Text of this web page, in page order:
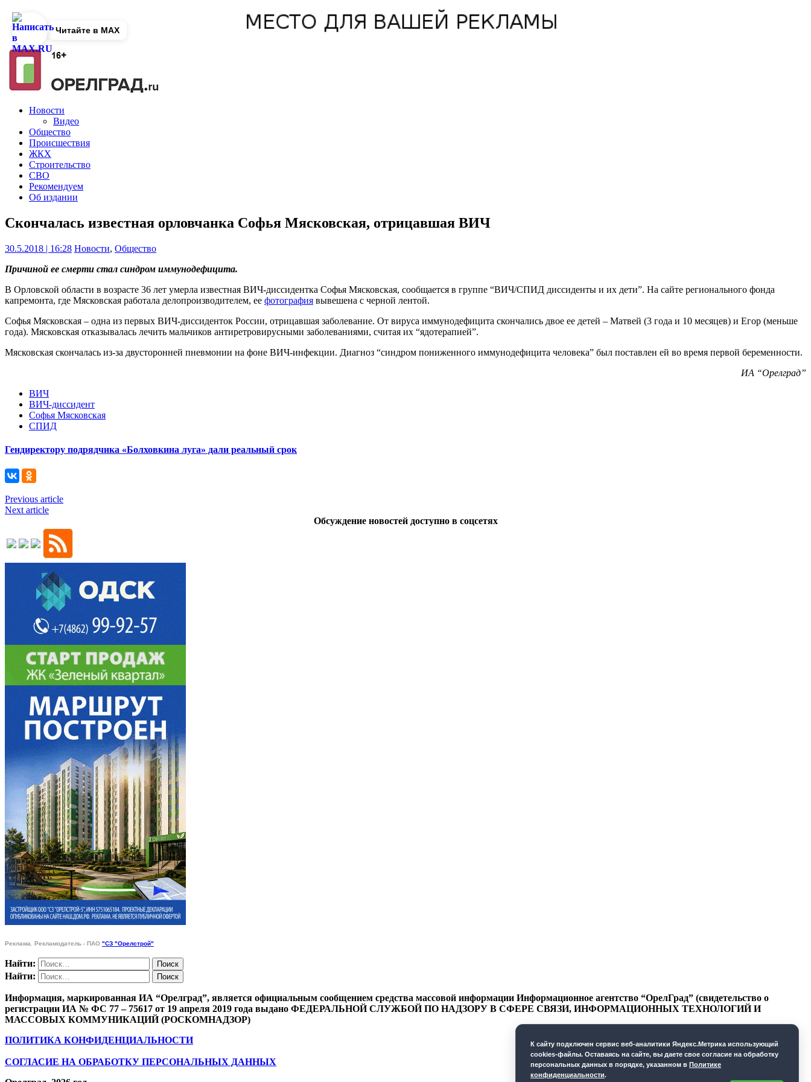
Новости
Видео
Общество
Происшествия
ЖКХ
Строительство
СВО
Рекомендуем
Об издании
Скончалась известная орловчанка Софья Мясковская, отрицавшая ВИЧ
30.5.2018 | 16:28 Новости, Общество
Причиной ее смерти стал синдром иммунодефицита.
В Орловской области в возрасте 36 лет умерла известная ВИЧ-диссидентка Софья Мясковская, сообщается в группе “ВИЧ/СПИД диссиденты и их дети”. На сайте регионального фонда
капремонта, где Мясковская работала делопроизводителем, ее фотография вывешена с черной лентой.
Софья Мясковская – одна из первых ВИЧ-диссиденток России, отрицавшая заболевание. От вируса иммунодефицита скончались двое ее детей – Матвей (3 года и 10 месяцев) и Егор (меньше
года). Мясковская отказывалась лечить мальчиков антиретровирусными заболеваниями, считая их “ядотерапией”.
Мясковская скончалась из-за двусторонней пневмонии на фоне ВИЧ-инфекции. Диагноз “синдром пониженного иммунодефицита человека” был поставлен ей во время первой беременности.
ИА “Орелград”
ВИЧ
ВИЧ-диссидент
Софья Мясковская
СПИД
Гендиректору подрядчика «Болховкина луга» дали реальный срок
Previous article
Next article
Обсуждение новостей доступно в соцсетях
Реклама. Рекламодатель - ПАО "СЗ "Орелстрой"
Найти:
Найти:
Информация, маркированная ИА “Орелград”, является официальным сообщением средства массовой информации Информационное агентство “ОрелГрад” (свидетельство о
регистрации ИА № ФС 77 – 75617 от 19 апреля 2019 года выдано ФЕДЕРАЛЬНОЙ СЛУЖБОЙ ПО НАДЗОРУ В СФЕРЕ СВЯЗИ, ИНФОРМАЦИОННЫХ ТЕХНОЛОГИЙ И
МАССОВЫХ КОММУНИКАЦИЙ (РОСКОМНАДЗОР)
ПОЛИТИКА КОНФИДЕНЦИАЛЬНОСТИ
СОГЛАСИЕ НА ОБРАБОТКУ ПЕРСОНАЛЬНЫХ ДАННЫХ
Читайте в MAX
К cайту подключен сервис веб-аналитики Яндекс.Метрика использующий
cookies-файлы. Оставаясь на сайте, вы даете свое согласие на обработку
персональных данных в порядке, указанном в Политике
конфиденциальности.